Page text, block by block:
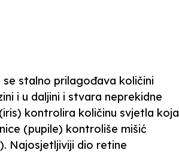
se stalno prilagođava količini
i u daljini i stvara neprekidne
kontrolira količinu svjetla koja
(pupile) kontroliše mišić
Najosjetljiviji dio retine